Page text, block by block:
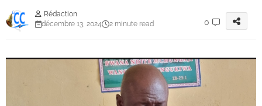
Rédaction
décembre 13, 2024
2 minute read 0